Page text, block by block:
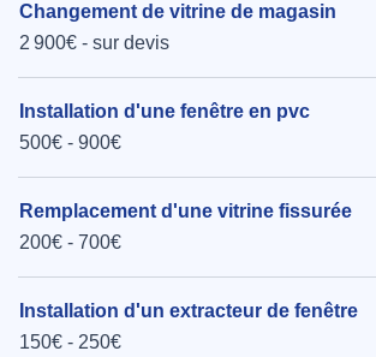
Changement de vitrine de magasin
2 900€ - sur devis
Installation d'une fenêtre en pvc
500€ - 900€
Remplacement d'une vitrine fissurée
200€ - 700€
Installation d'un extracteur de fenêtre
150€ - 250€